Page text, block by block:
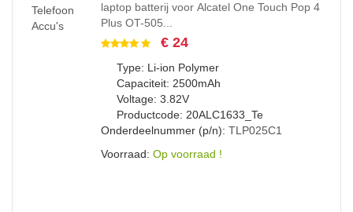
laptop batterij voor Alcatel One Touch Pop 4
Plus OT-505...
€ 24
Type: Li-ion Polymer
Capaciteit: 2500mAh
Voltage: 3.82V
Productcode: 20ALC1633_Te
Onderdeelnummer (p/n): TLP025C1
Voorraad: Op voorraad !